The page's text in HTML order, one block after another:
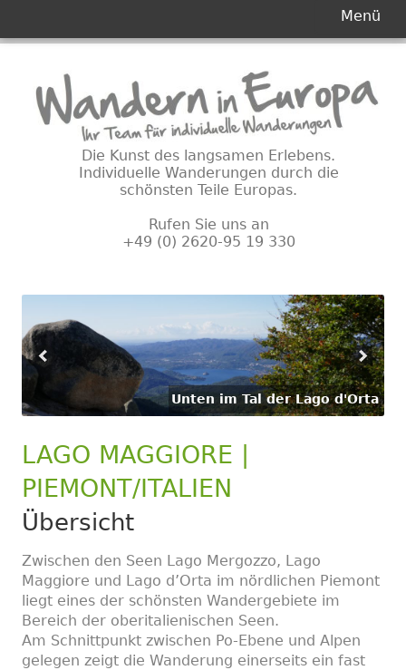
Inhalt
Die Kunst des langsamen Erlebens.
Individuelle Wanderungen durch die
schönsten Teile Europas.
Rufen Sie uns an
+49 (0) 2620-95 19 330
Menü
Unten im Tal der Lago d'Orta
LAGO MAGGIORE |
PIEMONT/ITALIEN
Übersicht
Zwischen den Seen Lago Mergozzo, Lago
Maggiore und Lago d’Orta im nördlichen Piemont
liegt eines der schönsten Wandergebiete im
Bereich der oberitalienischen Seen.
Am Schnittpunkt zwischen Po-Ebene und Alpen
gelegen zeigt die Wanderung einerseits ein fast